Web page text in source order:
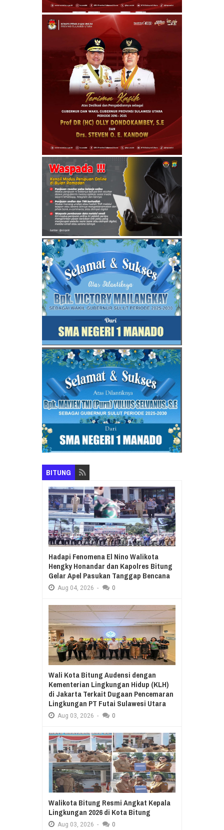
BITUNG
Hadapi Fenomena El Nino Walikota
Hengky Honandar dan Kapolres Bitung
Gelar Apel Pasukan Tanggap Bencana
Aug 04, 2026 - 0
Wali Kota Bitung Audensi dengan
Kementerian Lingkungan Hidup (KLH)
di Jakarta Terkait Dugaan Pencemaran
Lingkungan PT Futai Sulawesi Utara
Aug 03, 2026 - 0
Walikota Bitung Resmi Angkat Kepala
Lingkungan 2026 di Kota Bitung
Aug 03, 2026 - 0